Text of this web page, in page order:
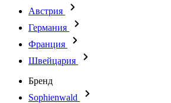
Австрия
Германия
Франция
Швейцария
Бренд
Sophienwald